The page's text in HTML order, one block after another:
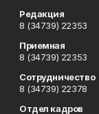
Редакция
8 (34739) 22353
Приемная
8 (34739) 22353
Сотрудничество
8 (34739) 22378
Отдел кадров